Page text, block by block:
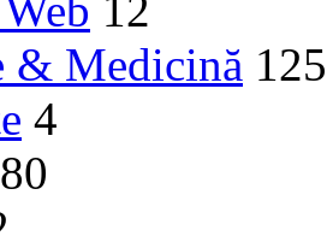
12
& Medicină 125
4